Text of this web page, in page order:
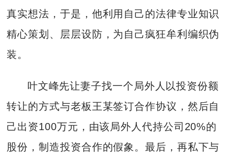
真实想法，于是，他利用自己的法律专业知识
精心策划、层层设防，为自己疯狂牟利编织伪
装。
叶文峰先让妻子找一个局外人以投资份额
转让的方式与老板王某签订合作协议，然后自
己出资100万元，由该局外人代持公司20%的
股份，制造投资合作的假象。最后，再私下与